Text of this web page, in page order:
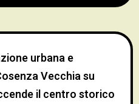
urbana e
Vecchiasu
il centro storico